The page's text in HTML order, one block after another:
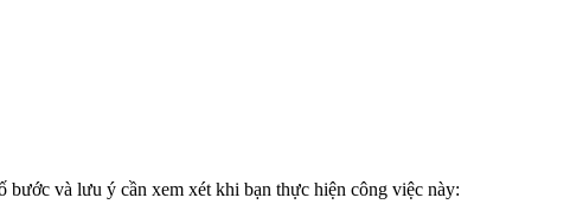
bước và lưu ý cần xem xét khi bạn thực hiện công việc này: